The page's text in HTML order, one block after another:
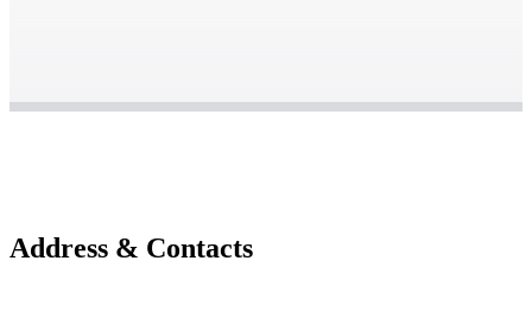
Address & Contacts